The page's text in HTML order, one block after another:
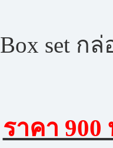
Box set ก
ราคา